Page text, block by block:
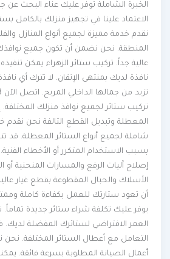
الخبرة الشاملة توفر عليك عناء البحث عن
الاعتماد علينا في تجهيز منزلك بالكامل
نقدم خدمة مميزة لجميع أنواع المنازل والفلل
المنطقة. نحن نضمن أن تكون جميع نوافذك
عالية جداً. تركيب ستائر الزهراء يمكن
نافذة لديك بمنتهى الإتقان. لا تترك أي نافذة
تركيب ستائر لجميع نوافذ منزلك المختلفة.
المعطلة وتبديل القطع التالفة نحن نقدم
شاملة لجميع أنواع الستائر المعطلة. قد
بسبب الاستخدام المتكرر أو الأخطاء
إصلاح آليات الرفع والمسارات المنحنية أو
الأسلاك والحبال المقطوعة بقطع غيار
أن تعود ستارتك للعمل بكفاءة كاملة وممتازة
يوفر عليك تكلفة شراء ستائر جديدة تماماً.
العمر الافتراضي لستائرك المفضلة لديك.
التعامل مع أعطال الستائر المختلفة. نحن
أعمال الصيانة المطلوبة بسرعة فائقة.